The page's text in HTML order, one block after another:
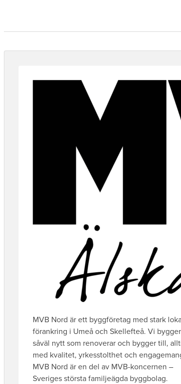
MVB Nord är ett byggföretag med stark
förankring i Umeå och Skellefteå. Vi bygger
såväl nytt som renoverar och bygger till,
med kvalitet, yrkesstolthet och
MVB Nord är en del av MVB-koncernen –
Sveriges största familjeägda byggbolag.